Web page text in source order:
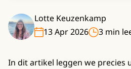
Lotte Keuzenkamp
13 Apr 2026
3 min
In dit artikel leggen we precies